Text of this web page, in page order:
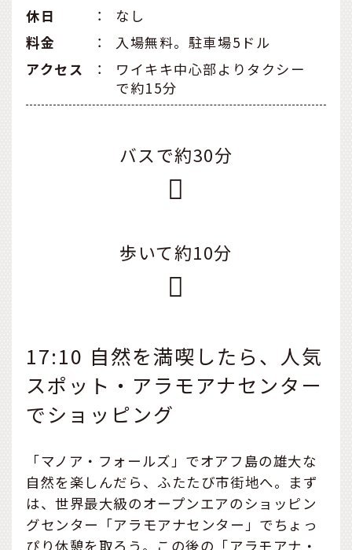
休日
：
なし
料金
：
入場無料。駐車場5ドル
アクセス
：
ワイキキ中心部よりタクシー
で約15分
バスで約30分
歩いて約10分
17:10 自然を満喫したら、人気
スポット・アラモアナセンター
でショッピング
「マノア・フォールズ」でオアフ島の雄大な
自然を楽しんだら、ふたたび市街地へ。まず
は、世界最大級のオープンエアのショッピン
グセンター「アラモアナセンター」でちょっ
ぴり休憩を取ろう。この後の「アラモアナ・